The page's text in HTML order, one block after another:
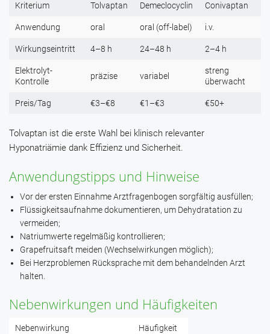
Kriterium Tolvaptan Demeclocyclin Conivaptan
Anwendung oral oral (off-label) i.v.
Wirkungseintritt 4–8 h 24–48 h 2–4 h
Elektrolyt-
Kontrolle
präzise variabel
streng
überwacht
Preis/Tag €3–€8 €1–€3 €50+
Tolvaptan ist die erste Wahl bei klinisch relevanter
Hyponatriämie dank Effizienz und Sicherheit.
Anwendungstipps und Hinweise
Vor der ersten Einnahme Arztfragenbogen sorgfältig ausfüllen;
Flüssigkeitsaufnahme dokumentieren, um Dehydratation zu
vermeiden;
Natriumwerte regelmäßig kontrollieren;
Grapefruitsaft meiden (Wechselwirkungen möglich);
Bei Herzproblemen Rücksprache mit dem behandelnden Arzt
halten.
Nebenwirkungen und Häufigkeiten
Nebenwirkung Häufigkeit